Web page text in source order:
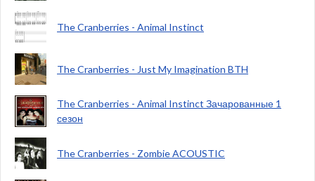
The Cranberries - Animal Instinct
The Cranberries - Just My Imagination BTH
The Cranberries - Animal Instinct Зачарованные 1
сезон
The Cranberries - Zombie ACOUSTIC